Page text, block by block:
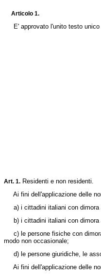
Articolo 1.
E' approvato l'unito testo unico
Art. 1. Residenti e non residenti.
Ai fini dell'applicazione delle
a) i cittadini italiani con dimora
b) i cittadini italiani con dimora
c) le persone fisiche con
modo non occasionale;
d) le persone giuridiche, le
Ai fini dell'applicazione delle